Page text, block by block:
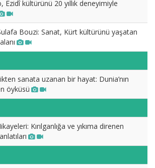
Êzidî kültürünü 20 yıllık deneyimiyle
Bouzi: Sanat, Kürt kültürünü yaşatan
sanata uzanan bir hayat: Dunia’nın
öyküsü
Kırılganlığa ve yıkıma direnen